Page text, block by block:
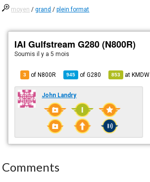
moyen /grand /plein format
IAI Gulfstream G280 (N800R)
Soumisil y a 5 mois
3 of N800R 945 ofG280 853 atKMDW
John Landry
Comments